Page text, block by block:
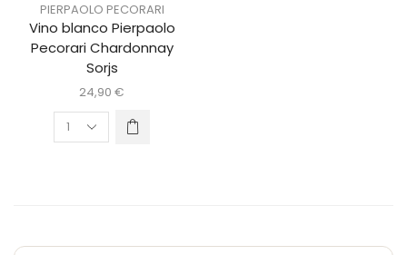
PIERPAOLO PECORARI
Vino blanco Pierpaolo
Pecorari Chardonnay
Sorjs
24,90 €